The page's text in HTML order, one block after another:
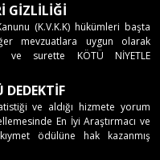
GİZLİLİĞİ
(K.V.K.K) hükümleri başta
mevzuatlara uygun olarak
ve surette KÖTÜ NİYETLE
DEDEKTİF
ve aldığı hizmete yorum
En İyi Araştırmacı ve
ödülüne hak kazanmış